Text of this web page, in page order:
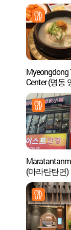
Myeongdong
Center (명동
(마라탄탄면)